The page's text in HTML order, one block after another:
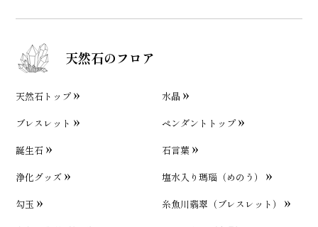
天然石のフロア
天然石トップ
水晶
ブレスレット
ペンダントトップ
誕生石
石言葉
浄化グッズ
塩水入り瑪瑙（めのう）
勾玉
糸魚川翡翠（ブレスレット）